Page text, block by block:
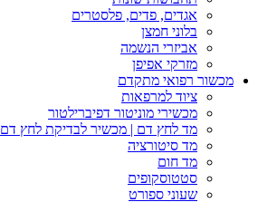
אגדים, פדים, פלסטרים
בלוני חמצן
אביזרי הנשמה
מזרקי אפיפן
מכשור רפואי מתקדם
ציוד למרפאות
מכשירי מוניטור דפיברילטור
מד לחץ דם | מכשיר לבדיקת לחץ דם
מד סיטורציה
מד חום
סטטוסקופים
שעוני ספורט